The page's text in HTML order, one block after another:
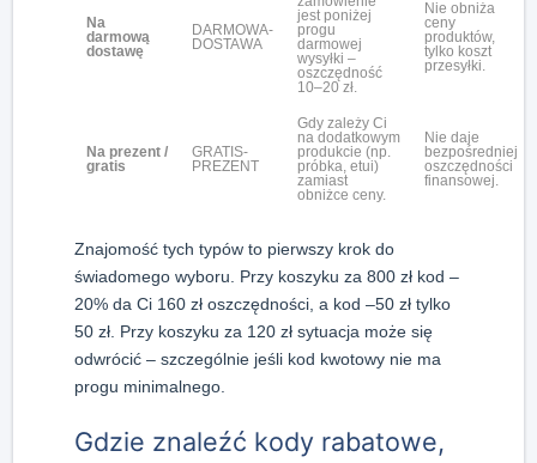
Na
darmową
dostawę
DARMOWA-
DOSTAWA
jest poniżej
progu
darmowej
wysyłki –
oszczędność
10–20 zł.
Nie obniża
ceny
produktów,
tylko koszt
przesyłki.
Na prezent /
gratis
GRATIS-
PREZENT
Gdy zależy Ci
na dodatkowym
produkcie (np.
próbka, etui)
zamiast
obniżce ceny.
Nie daje
bezpośredniej
oszczędności
finansowej.
Znajomość tych typów to pierwszy krok do
świadomego wyboru. Przy koszyku za 800 zł kod –
20% da Ci 160 zł oszczędności, a kod –50 zł tylko
50 zł. Przy koszyku za 120 zł sytuacja może się
odwrócić – szczególnie jeśli kod kwotowy nie ma
progu minimalnego.
Gdzie znaleźć kody rabatowe,